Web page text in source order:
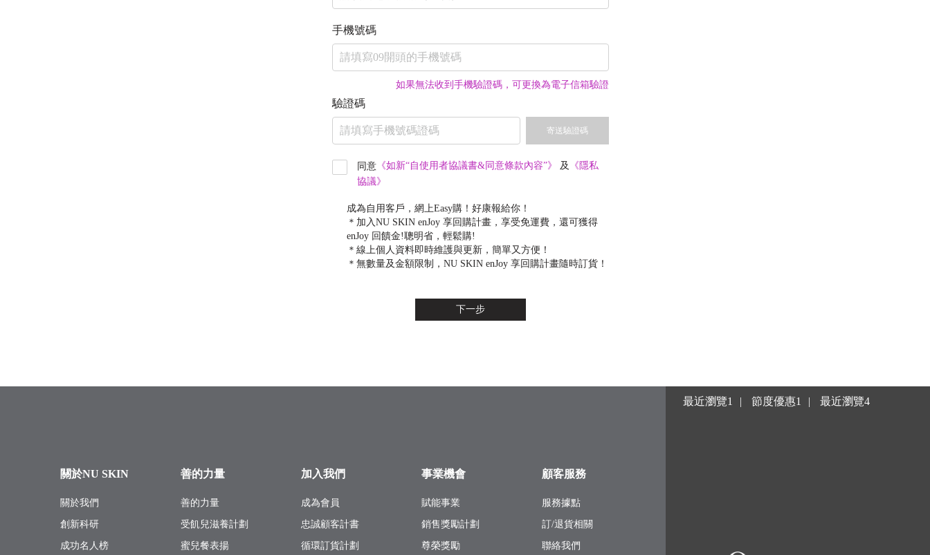
手機號碼
如果無法收到手機驗證碼，可更換為電子信箱驗證
驗證碼
寄送驗證碼
同意 《如新“自使用者協議書&同意條款內容”》 及
《隱私
協議》
成為自用客戶，網上Easy購！好康報給你！
＊加入NU SKIN enJoy 享回購計畫，享受免運費，還可獲得
enJoy 回饋金!聰明省，輕鬆購!
＊線上個人資料即時維護與更新，簡單又方便！
＊無數量及金額限制，NU SKIN enJoy 享回購計畫隨時訂貨！
下一步
最近瀏覽1 節度優惠1 最近瀏覽4
關於NU SKIN
關於我們
創新科研
成功名人榜
善的力量
善的力量
受飢兒滋養計劃
蜜兒餐表揚
加入我們
成為會員
忠誠顧客計書
循環訂貨計劃
事業機會
賦能事業
銷售獎勵計劃
尊榮獎勵
顧客服務
服務據點
訂/退貨相關
聯絡我們